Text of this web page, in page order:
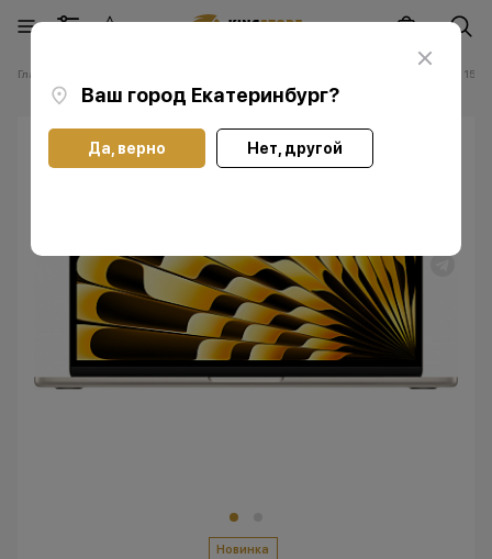
Ваш город Екатеринбург?
Да, верно Нет, другой
Главная Ноутбуки Apple MacBook Air 15
Новинка